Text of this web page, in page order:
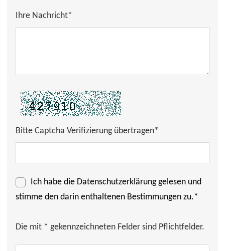
Ihre Nachricht*
Bitte Captcha Verifizierung übertragen*
Ich habe die Datenschutzerklärunggelesen und
stimme den darin enthaltenen Bestimmungen zu.*
Die mit * gekennzeichneten Felder sind Pflichtfelder.